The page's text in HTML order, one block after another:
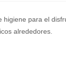
higiene para el
alrededores.